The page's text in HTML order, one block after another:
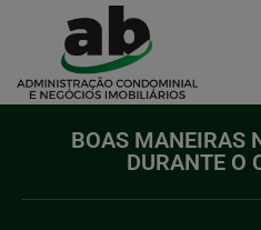
BOAS MANEIRAS
DURANTE O